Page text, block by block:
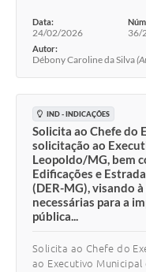
Data:
24/02/2026 36/
Autor:
Débony Caroline da Silva
IND - INDICAÇÕES
Solicita ao Chefe do
solicitação ao
Leopoldo/MG, bem
Edificações e
(DER-MG), visando
necessárias para a
pública...
Solicita ao Chefe do
ao Executivo